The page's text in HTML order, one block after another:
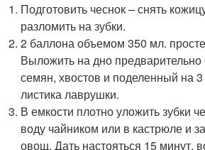
Подготовить чеснок – снять
разломить на зубки.
2 баллона объемом 350 мл.
Выложить на дно
семян, хвостов и поделенный на 3
листика лаврушки.
В емкости плотно уложить зубки
воду чайником или в кастрюле и
овощ. Дать настояться 15 минут,